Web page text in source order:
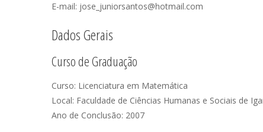
E-mail: jose_juniorsantos@hotmail.com
Dados Gerais
Curso de Graduação
Curso: Licenciatura em Matemática
Local: Faculdade de Ciências Humanas e Sociais de
Ano de Conclusão: 2007